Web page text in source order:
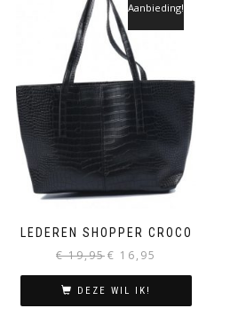
LEDEREN SHOPPER CROCO
Aanbieding!
€19,95 Oorspronkelijke
was:
€ 19,95.
€ 16,95
€ 16,95.
DEZE WIL IK!